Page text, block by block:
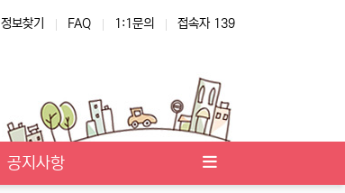
정보찾기 FAQ 1:1문의 접속자 139
공지사항